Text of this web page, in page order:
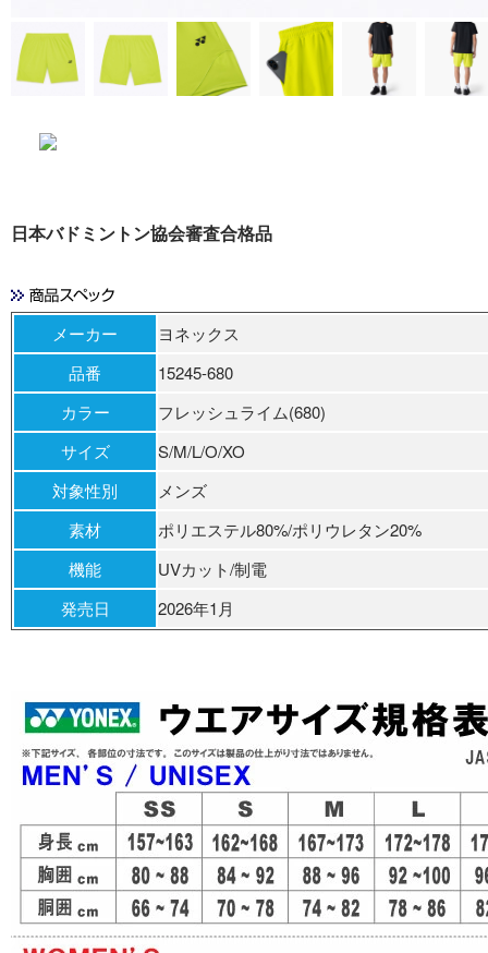
日本バドミントン協会審査合格品
メーカー
ヨネックス
品番
15245-680
カラー
フレッシュライム(680)
サイズ
S/M/L/O/XO
対象性別
メンズ
素材
ポリエステル80%/ポリウレタン20%
機能
UVカット/制電
発売日
2026年1月